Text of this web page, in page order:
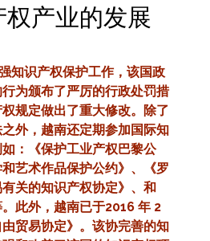
产业的发展
知识产权保护工作，该国政
为颁布了严厉的行政处罚措
规定做出了重大修改。除了
外，越南还定期参加国际知
：《保护工业产权巴黎公
艺术作品保护公约》、《罗
关的知识产权协定》、和
。此外，越南已于2016 年 2
贸易协定》。该协完善的知